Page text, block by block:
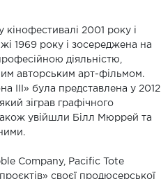
2001 року і
1969 року і зосереджена на
діяльністю,
авторським арт-фільмом.
III» була представлена у 2012
зіграв графічного
увійшли Білл Мюррей та
Company, Pacific Tote
своєї продюсерської